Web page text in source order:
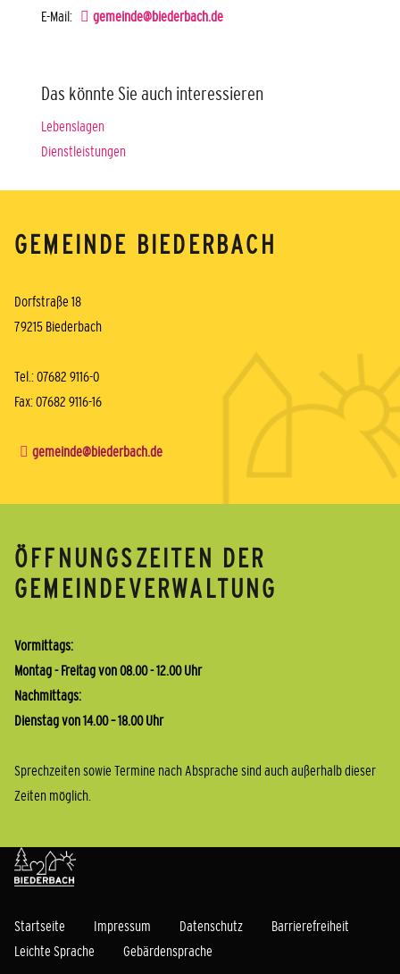
E-Mail: gemeinde@biederbach.de
Das könnte Sie auch interessieren
Lebenslagen
Dienstleistungen
GEMEINDE BIEDERBACH
Dorfstraße 18
79215 Biederbach
Tel.: 07682 9116-0
Fax: 07682 9116-16
gemeinde@biederbach.de
ÖFFNUNGSZEITEN DER
GEMEINDEVERWALTUNG
Vormittags:
Montag - Freitag von 08.00 - 12.00 Uhr
Nachmittags:
Dienstag von 14.00 – 18.00 Uhr
Sprechzeiten sowie Termine nach Absprache sind auch außerhalb dieser
Zeiten möglich.
Startseite Impressum Datenschutz
Barrierefreiheit
Leichte Sprache
Gebärdensprache